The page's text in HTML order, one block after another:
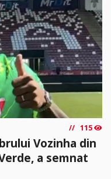
115
Vozinha din
a semnat